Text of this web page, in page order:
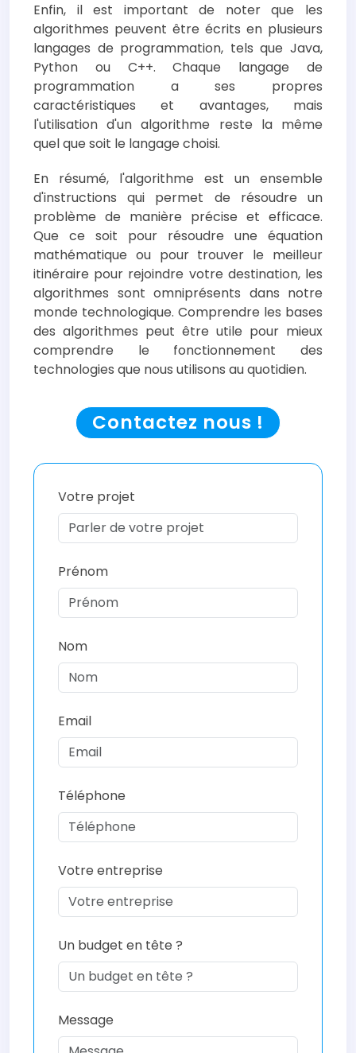
Enfin, il est important de noter que les
algorithmes peuvent être écrits en plusieurs
langages de programmation, tels que Java,
Python ou C++. Chaque langage de
programmation a ses propres
caractéristiques et avantages, mais
l'utilisation d'un algorithme reste la même
quel que soit le langage choisi.
En résumé, l'algorithme est un ensemble
d'instructions qui permet de résoudre un
problème de manière précise et efficace.
Que ce soit pour résoudre une équation
mathématique ou pour trouver le meilleur
itinéraire pour rejoindre votre destination, les
algorithmes sont omniprésents dans notre
monde technologique. Comprendre les bases
des algorithmes peut être utile pour mieux
comprendre le fonctionnement des
technologies que nous utilisons au quotidien.
Contactez nous !
Votre projet
Prénom
Nom
Email
Téléphone
Votre entreprise
Un budget en tête ?
Message